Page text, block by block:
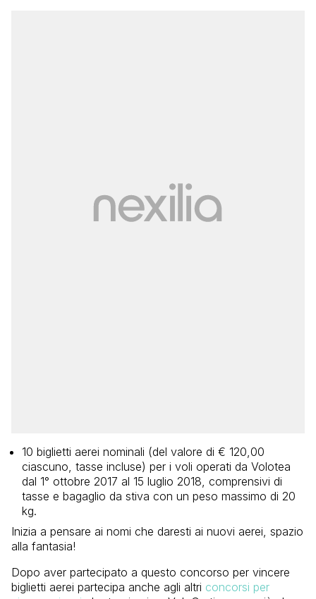
10 biglietti aerei nominali (del valore di € 120,00
ciascuno, tasse incluse) per i voli operati da Volotea
dal 1° ottobre 2017 al 15 luglio 2018, comprensivi di
tasse e bagaglio da stiva con un peso massimo di 20
kg.
Inizia a pensare ai nomi che daresti ai nuovi aerei, spazio
alla fantasia!
Dopo aver partecipato a questo concorso per vincere
biglietti aerei partecipa anche agli altri concorsi per